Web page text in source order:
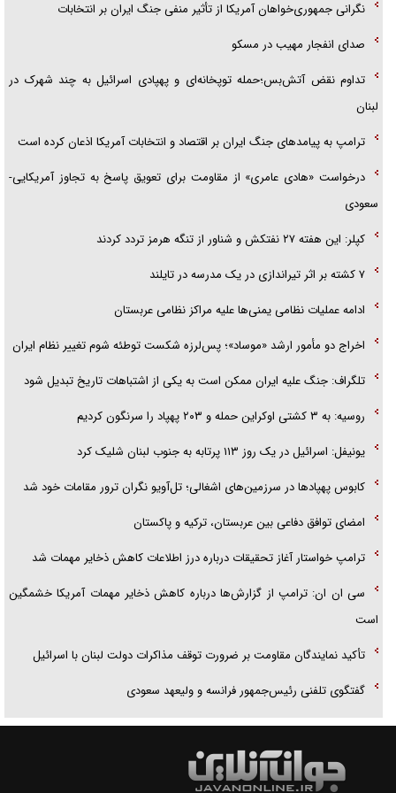
تحلیل ابعاد پیام رهبر انقلاب به حزب‌الله/ مقاومت نقشه راه آینده غرب آسیا
نگرانی جمهوری‌خواهان آمریکا از تأثیر منفی جنگ ایران بر انتخابات
صدای انفجار مهیب در مسکو
تداوم نقض آتش‌بس؛حمله توپخانه‌ای و پهپادی اسرائیل به چند شهرک در
لبنان
ترامپ به پیامدهای جنگ ایران بر اقتصاد و انتخابات آمریکا اذعان کرده است
درخواست «هادی عامری» از مقاومت برای تعویق پاسخ به تجاوز آمریکایی-
سعودی
کپلر: این هفته ۲۷ نفتکش و شناور از تنگه هرمز تردد کردند
۷ کشته بر اثر تیراندازی در یک مدرسه در تایلند
ادامه عملیات نظامی یمنی‌ها علیه مراکز نظامی عربستان
اخراج دو مأمور ارشد «موساد»؛ پس‌لرزه شکست توطئه شوم تغییر نظام ایران
تلگراف: جنگ علیه ایران ممکن است به یکی از اشتباهات تاریخ تبدیل شود
روسیه: به ۳ کشتی اوکراین حمله و ۲۰۳ پهپاد را سرنگون کردیم
یونیفل: اسرائیل در یک روز ۱۱۳ پرتابه به جنوب لبنان شلیک کرد
کابوس پهپادها در سرزمین‌های اشغالی؛ تل‌آویو نگران ترور مقامات خود شد
امضای توافق دفاعی بین عربستان، ترکیه و پاکستان
ترامپ خواستار آغاز تحقیقات درباره درز اطلاعات کاهش ذخایر مهمات شد
سی ان ان: ترامپ از گزارش‌ها درباره کاهش ذخایر مهمات آمریکا خشمگین
است
تأکید نمایندگان مقاومت بر ضرورت توقف مذاکرات دولت لبنان با اسرائیل
گفتگوی تلفنی رئیس‌جمهور فرانسه و ولیعهد سعودی